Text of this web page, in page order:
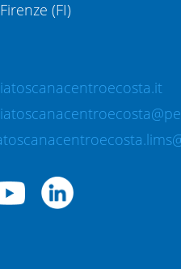
(FI)